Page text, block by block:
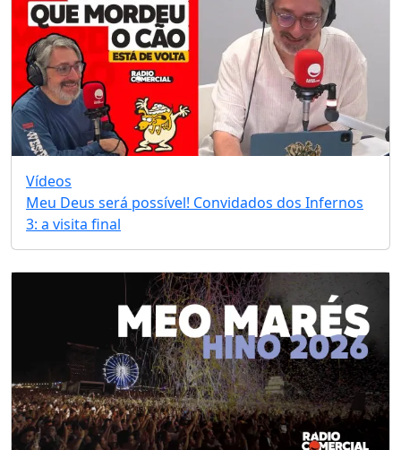
Vídeos
Meu Deus será possível! Convidados dos Infernos
3: a visita final